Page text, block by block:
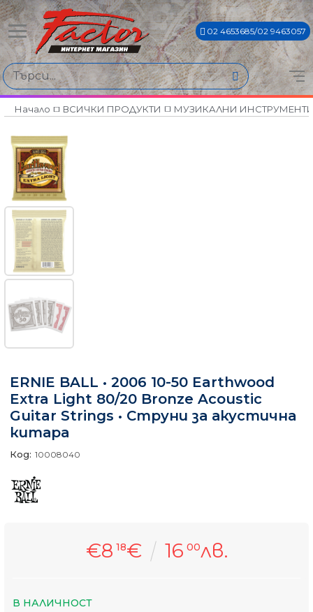
02 4653685/02 9463057
Начало ВСИЧКИ ПРОДУКТИ МУЗИКАЛНИ
ERNIE BALL • 2006 10-50 Earthwood
Extra Light 80/20 Bronze Acoustic
Guitar Strings • Струни за акустична
китара
Код: 10008040
€8 18€ 16 00лв.
В НАЛИЧНОСТ